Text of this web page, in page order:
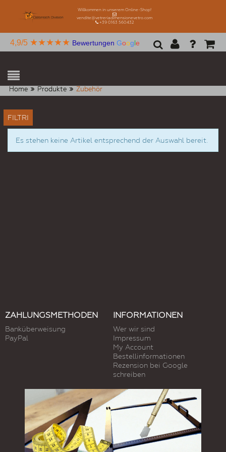
Willkommen in unserem Online-Shop!
vendite@vetreriadimensionevetro.com
+39 0163 560432
4,9/5 ★★★★★ Bewertungen Google
Home Produkte Zubehör
FILTRI
Es stehen keine Artikel entsprechend der Auswahl bereit.
ZAHLUNGSMETHODEN
Banküberweisung
PayPal
INFORMATIONEN
Wer wir sind
Impressum
My Account
Bestellinformationen
Rezension bei Google
schreiben